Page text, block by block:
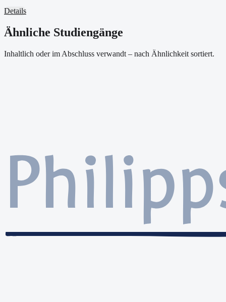
Details
Ähnliche Studiengänge
Inhaltlich oder im Abschluss verwandt – nach Ähnlichkeit sortiert.